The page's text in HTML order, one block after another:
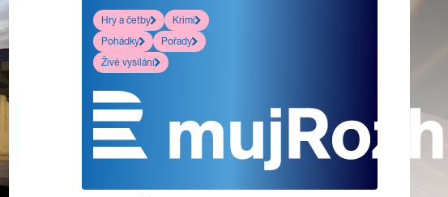
Hry a četby
Krimi
Pohádky
Pořady
Živé vysílání